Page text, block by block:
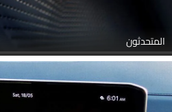
المتحدثون